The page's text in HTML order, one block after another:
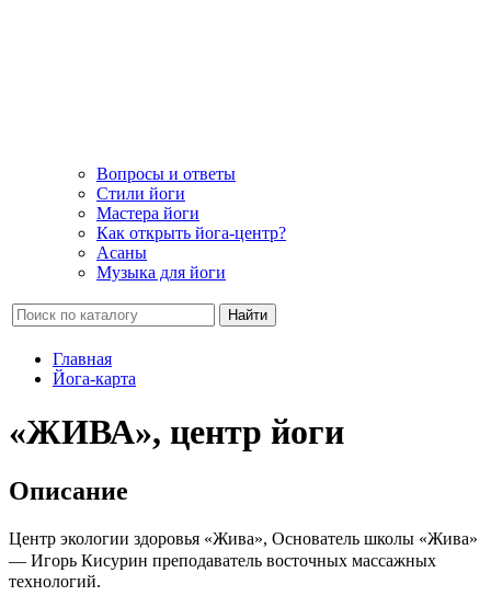
Вопросы и ответы
Стили йоги
Мастера йоги
Как открыть йога-центр?
Асаны
Музыка для йоги
Найти
Главная
Йога-карта
«ЖИВА», центр йоги
Описание
Центр экологии здоровья «Жива», Основатель школы «Жива»
— Игорь Кисурин преподаватель восточных массажных
технологий.